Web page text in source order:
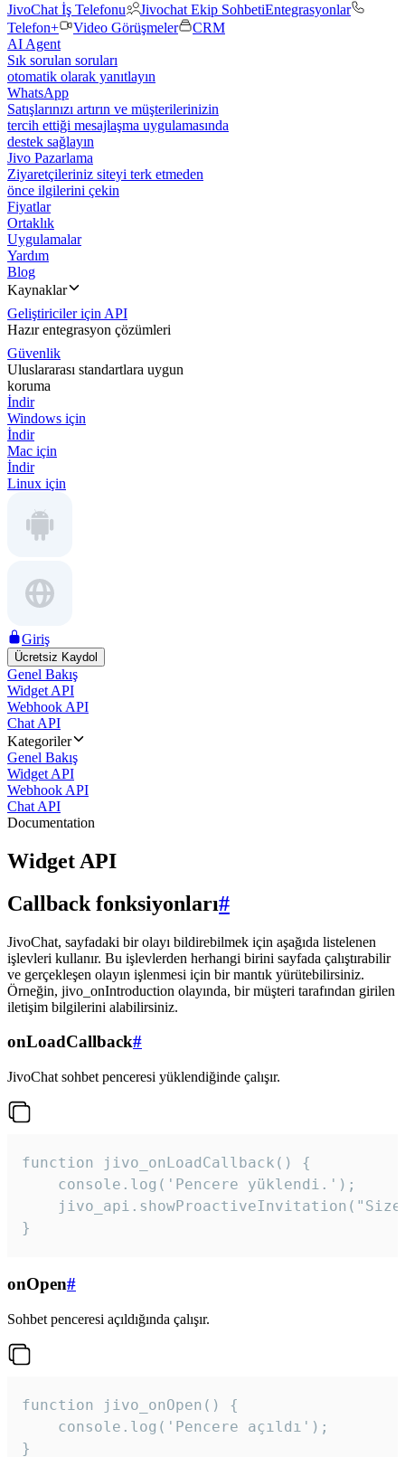
JivoChat İş Telefonu
Jivochat Ekip SohbetiEntegrasyonlar
Telefon+
Video Görüşmeler
CRM
AI Agent
Sık sorulan soruları
otomatik olarak yanıtlayın
WhatsApp
Satışlarınızı artırın ve müşterilerinizin
tercih ettiği mesajlaşma uygulamasında
destek sağlayın
Jivo Pazarlama
Ziyaretçileriniz siteyi terk etmeden
önce ilgilerini çekin
Fiyatlar
Ortaklık
Uygulamalar
Yardım
Blog
Kaynaklar
Geliştiriciler için API
Hazır entegrasyon çözümleri
Güvenlik
Uluslararası standartlara uygun
koruma
İndir
Windows için
İndir
Mac için
İndir
Linux için
Giriş
Ücretsiz Kaydol
Genel Bakış
Widget API
Webhook API
Chat API
Kategoriler
Genel Bakış
Widget API
Webhook API
Chat API
Documentation
Widget API
Callback fonksiyonları#
JivoChat, sayfadaki bir olayı bildirebilmek için aşağıda listelenen
işlevleri kullanır. Bu işlevlerden herhangi birini sayfada çalıştırabilir
ve gerçekleşen olayın işlenmesi için bir mantık yürütebilirsiniz.
Örneğin, jivo_onIntroduction olayında, bir müşteri tarafından girilen
iletişim bilgilerini alabilirsiniz.
onLoadCallback#
JivoChat sohbet penceresi yüklendiğinde çalışır.
function jivo_onLoadCallback() {
    console.log('Pencere yüklendi.');
}
onOpen#
Sohbet penceresi açıldığında çalışır.
function jivo_onOpen() {
    console.log('Pencere açıldı');
}